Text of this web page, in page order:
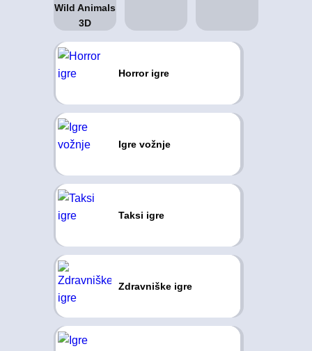
Horror igre
Igre vožnje
Taksi igre
Zdravniške igre